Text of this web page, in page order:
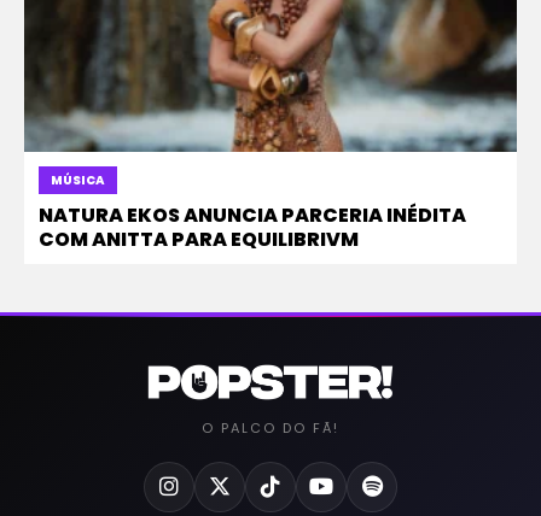
MÚSICA
NATURA EKOS ANUNCIA PARCERIA INÉDITA
COM ANITTA PARA EQUILIBRIVM
O PALCO DO FÃ!